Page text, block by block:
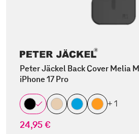
Peter Jäckel Back Cover Melia
iPhone 17 Pro
+ 1
24,95 €